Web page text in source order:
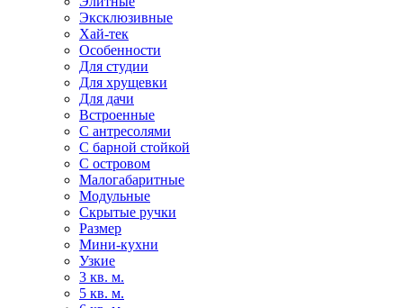
Эксклюзивные
Хай-тек
Особенности
Для студии
Для хрущевки
Для дачи
Встроенные
С антресолями
С барной стойкой
С островом
Малогабаритные
Модульные
Скрытые ручки
Размер
Мини-кухни
Узкие
3 кв. м.
5 кв. м.